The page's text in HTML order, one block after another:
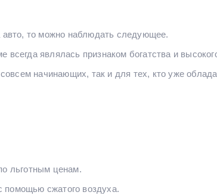
то можно наблюдать следующее.
являлась признаком богатства и
начинающих, так и для тех, кто уже
льготным ценам.
помощью сжатого воздуха.